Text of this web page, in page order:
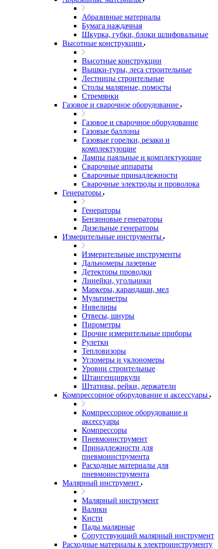
Абразивные материалы
Бумага наждачная
Шкурка, губки, блоки шлифовальные
Высотные конструкции
Высотные конструкции
Вышки-туры, леса строительные
Лестницы строительные
Столы малярные, помосты
Стремянки
Газовое и сварочное оборудование
Газовое и сварочное оборудование
Газовые баллоны
Газовые горелки, резаки и
комплектующие
Лампы паяльные и комплектующие
Сварочные аппараты
Сварочные принадлежности
Сварочные электроды и проволока
Генераторы
Генераторы
Бензиновые генераторы
Дизельные генераторы
Измерительные инструменты
Измерительные инструменты
Дальномеры лазерные
Детекторы проводки
Линейки, угольники
Маркеры, карандаши, мел
Мультиметры
Нивелиры
Отвесы, шнуры
Пирометры
Прочие измерительные приборы
Рулетки
Тепловизоры
Угломеры и уклономеры
Уровни строительные
Штангенциркули
Штативы, рейки, держатели
Компрессорное оборудование и аксессуары
Компрессорное оборудование и
аксессуары
Компрессоры
Пневмоинструмент
Принадлежности для
пневмоинструмента
Расходные материалы для
пневмоинструмента
Малярный инструмент
Малярный инструмент
Валики
Кисти
Пады малярные
Сопутствующий малярный инструмент
Расходные материалы к электроинструменту